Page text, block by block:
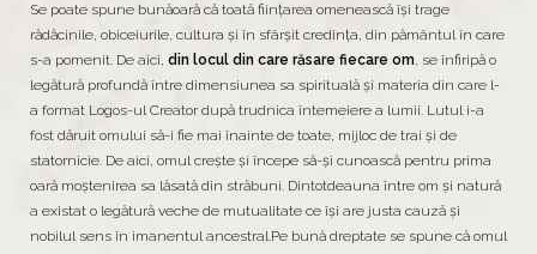
Se poate spune bunăoară că toată ființarea omenească își trage
rădăcinile, obiceiurile, cultura și în sfârșit credința, din pământul în care
s-a pomenit. De aici, din locul din care răsare fiecare om, se înfiripă o
legătură profundă între dimensiunea sa spirituală și materia din care l-
a format Logos-ul Creator după trudnica întemeiere a lumii. Lutul i-a
fost dăruit omului să-i fie mai înainte de toate, mijloc de trai și de
statornicie. De aici, omul crește și începe să-și cunoască pentru prima
oară moștenirea sa lăsată din străbuni. Dintotdeauna între om și natură
a existat o legătură veche de mutualitate ce își are justa cauză și
nobilul sens în imanentul ancestral.Pe bună dreptate se spune că omul